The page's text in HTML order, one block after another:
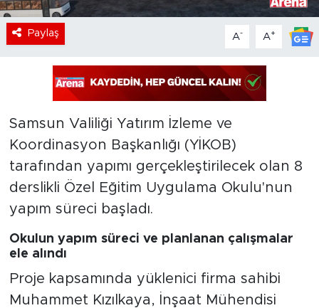
Paylaş A- A+
Samsun Valiliği Yatırım İzleme ve
Koordinasyon Başkanlığı (YİKOB)
tarafından yapımı gerçekleştirilecek olan 8
derslikli Özel Eğitim Uygulama Okulu'nun
yapım süreci başladı.
Okulun yapım süreci ve planlanan çalışmalar
ele alındı
Proje kapsamında yüklenici firma sahibi
Muhammet Kızılkaya, İnşaat Mühendisi